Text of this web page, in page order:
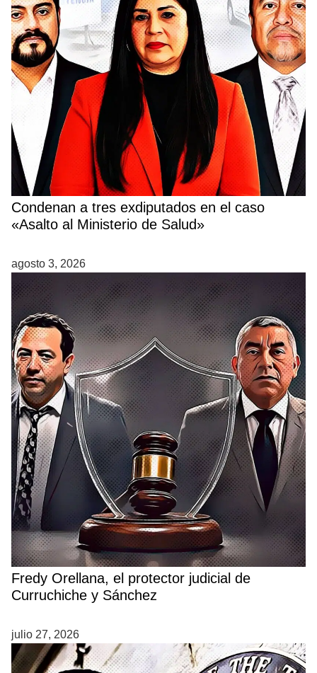
Condenan a tres exdiputados en el caso
«Asalto al Ministerio de Salud»
agosto 3, 2026
Fredy Orellana, el protector judicial de
Curruchiche y Sánchez
julio 27, 2026